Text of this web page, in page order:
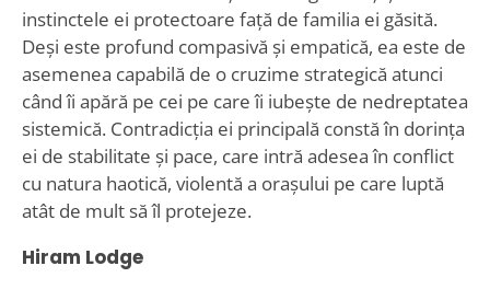
instinctele ei protectoare față de familia ei găsită.
Deși este profund compasivă și empatică, ea este de
asemenea capabilă de o cruzime strategică atunci
când îi apără pe cei pe care îi iubește de nedreptatea
sistemică. Contradicția ei principală constă în dorința
ei de stabilitate și pace, care intră adesea în conflict
cu natura haotică, violentă a orașului pe care luptă
atât de mult să îl protejeze.
Hiram Lodge